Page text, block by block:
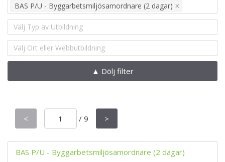
BAS P/U - Byggarbetsmiljösamordnare (2 dagar)
Välj Typ av Utbildning
Välj Ort eller Webbutbildning
▲ Dölj filter
< / 9 >
BAS P/U - Byggarbetsmiljösamordnare (2 dagar)